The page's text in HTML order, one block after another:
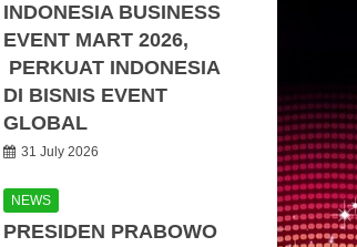
INDONESIA BUSINESS
EVENT MART 2026,
PERKUAT INDONESIA
DI BISNIS EVENT
GLOBAL
31 July 2026
NEWS
PRESIDEN PRABOWO